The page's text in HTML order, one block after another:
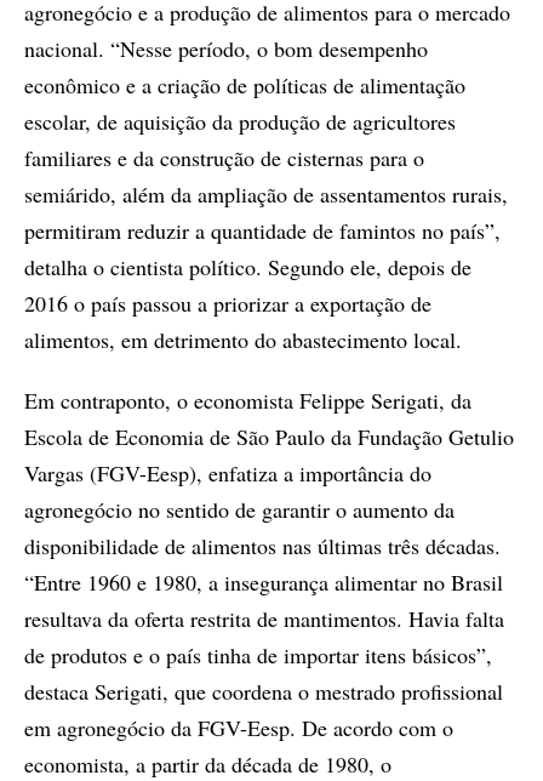
agronegócio e a produção de alimentos para o mercado
nacional. “Nesse período, o bom desempenho
econômico e a criação de políticas de alimentação
escolar, de aquisição da produção de agricultores
familiares e da construção de cisternas para o
semiárido, além da ampliação de assentamentos rurais,
permitiram reduzir a quantidade de famintos no país”,
detalha o cientista político. Segundo ele, depois de
2016 o país passou a priorizar a exportação de
alimentos, em detrimento do abastecimento local.
Em contraponto, o economista Felippe Serigati, da
Escola de Economia de São Paulo da Fundação Getulio
Vargas (FGV-Eesp), enfatiza a importância do
agronegócio no sentido de garantir o aumento da
disponibilidade de alimentos nas últimas três décadas.
“Entre 1960 e 1980, a insegurança alimentar no Brasil
resultava da oferta restrita de mantimentos. Havia falta
de produtos e o país tinha de importar itens básicos”,
destaca Serigati, que coordena o mestrado profissional
em agronegócio da FGV-Eesp. De acordo com o
economista, a partir da década de 1980, o